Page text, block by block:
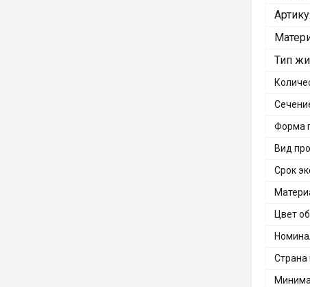
Тип
Форма
Вид
Срок
Цвет
Страна